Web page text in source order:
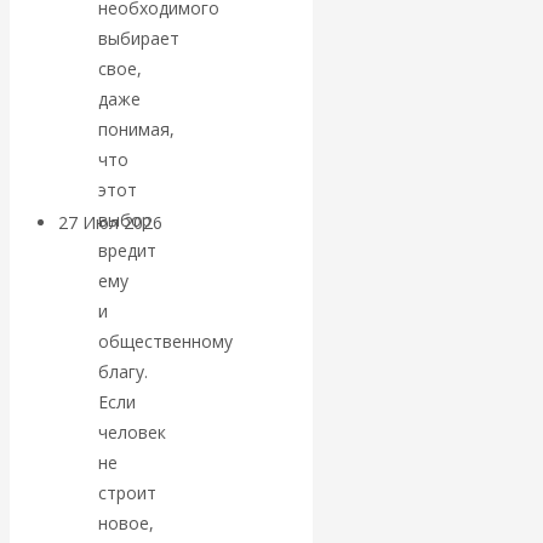
«Мировые
ростовщики»:
вчера и сегодня
27 Июл 2026
валютная система
Валентин
КАтасонов.
«МЕТОД
ОТМЫВАНИЯ
необходимого
выбирает
свое,
даже
понимая,
что
этот
выбор
вредит
ему
и
общественному
благу.
Если
человек
не
строит
новое,